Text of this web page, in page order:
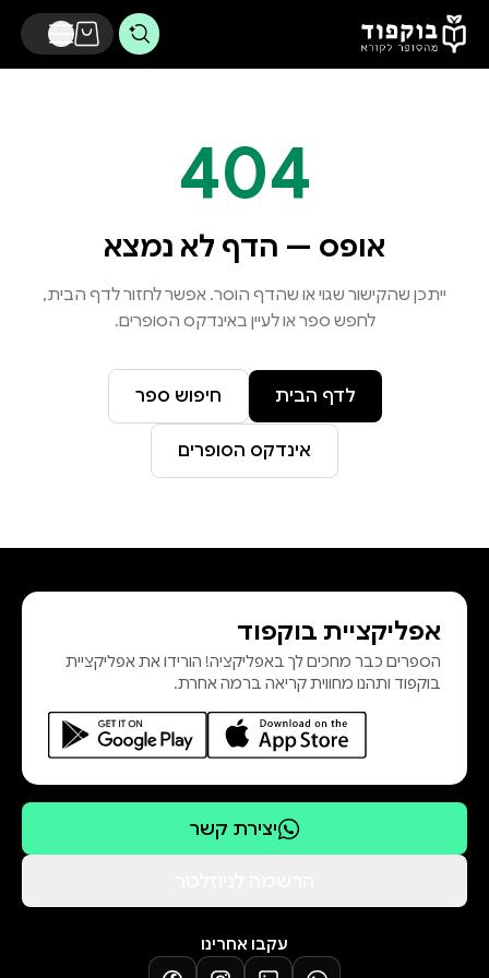
דלג לתוכן הראשי
404
אופס — הדף לא נמצא
ייתכן שהקישור שגוי או שהדף הוסר. אפשר לחזור לדף הבית,
לחפש ספר או לעיין באינדקס הסופרים.
לדף הבית חיפוש ספר
אינדקס הסופרים
אפליקציית בוקפוד
הספרים כבר מחכים לך באפליקציה! הורידו את אפליקציית
בוקפוד ותהנו מחווית קריאה ברמה אחרת.
יצירת קשר
עקבו אחרינו